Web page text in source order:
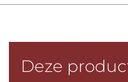
Deze